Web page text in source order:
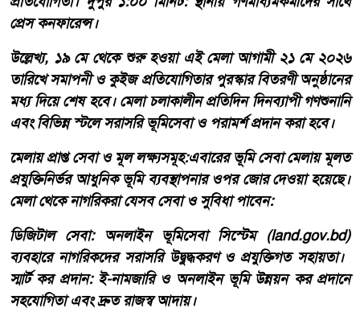
প্রেস কনফারেন্স।
​উল্লেখ্য, ১৯ মে থেকে শুরু হওয়া এই মেলা আগামী ২১ মে ২০২৬
তারিখে সমাপনী ও কুইজ প্রতিযোগিতার পুরস্কার বিতরণী অনুষ্ঠানের
মধ্য দিয়ে শেষ হবে। মেলা চলাকালীন প্রতিদিন দিনব্যাপী গণশুনানি
এবং বিভিন্ন স্টলে সরাসরি ভূমিসেবা ও পরামর্শ প্রদান করা হবে।
​মেলায় প্রাপ্ত সেবা ও মূল লক্ষ্যসমূহ:​এবারের ভূমি সেবা মেলায় মূলত
প্রযুক্তিনির্ভর আধুনিক ভূমি ব্যবস্থাপনার ওপর জোর দেওয়া হয়েছে।
মেলা থেকে নাগরিকরা যেসব সেবা ও সুবিধা পাবেন:
​ডিজিটাল সেবা: অনলাইন ভূমিসেবা সিস্টেম (land.gov.bd)
ব্যবহারে নাগরিকদের সরাসরি উদ্বুদ্ধকরণ ও প্রযুক্তিগত সহায়তা। ​
স্মার্ট কর প্রদান: ই-নামজারি ও অনলাইন ভূমি উন্নয়ন কর প্রদানে
সহযোগিতা এবং দ্রুত রাজস্ব আদায়।